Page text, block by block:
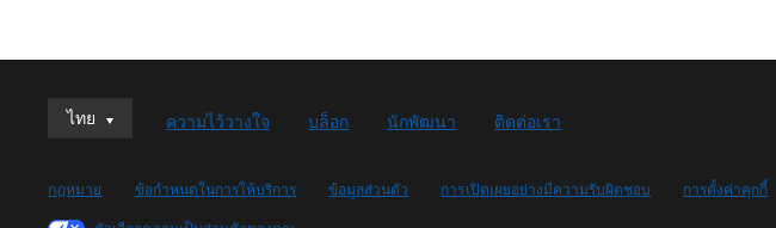
ไทย
ไทย
English (UK)
English (US)
ความไว้วางใจ บล็อก นักพัฒนา ติดต่อเรา
กฎหมาย ข้อกำหนดในการให้บริการ ข้อมูลส่วนตัว การเปิดเผยอย่างมีความรับผิดชอบ
การตั้งค่าคุกกี้